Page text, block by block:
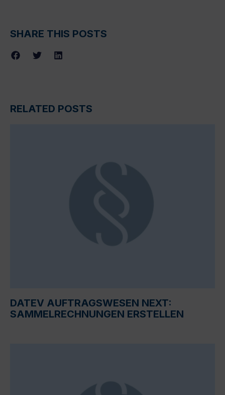
SHARE THIS POSTS
RELATED POSTS
DATEV AUFTRAGSWESEN NEXT:
SAMMELRECHNUNGEN ERSTELLEN